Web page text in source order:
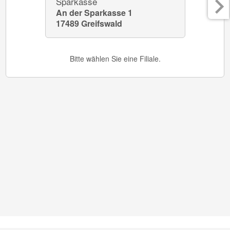
An der Sparkasse 1
17489 Greifswald
Markt
17489
Bitte wählen Sie eine Filiale.